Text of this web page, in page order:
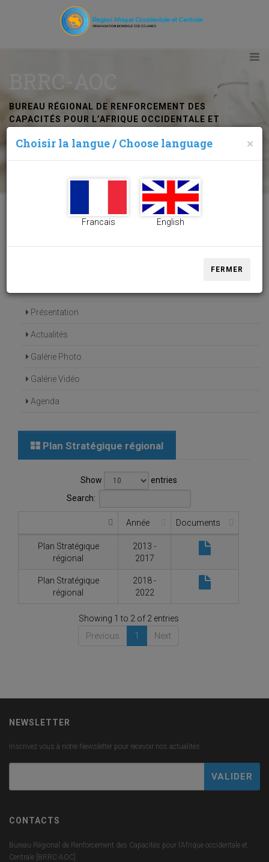
BRRC-AOC
BUREAU RÉGIONAL DE RENFORCEMENT DES
CAPACITÉS POUR L’AFRIQUE OCCIDENTALE ET
Présentation
Actualités
Galérie Photo
Galérie Vidéo
Agenda
Plan Stratégique régional
Show
entries
Search:
Année Documents
Plan Stratégique
régional
2013 -
2017
Plan Stratégique
régional
2018 -
2022
Showing 1 to 2 of 2 entries
Previous
1 Next
Choisir la langue / Choose language ×
Francais English
FERMER
NEWSLETTER
Inscrivez vous à notre Newsletter pour recevoir nos actualités
CONTACTS
Bureau Régional de Renforcement des Capacités pour l’Afrique occidentale et
Centrale [BRRC-AOC]